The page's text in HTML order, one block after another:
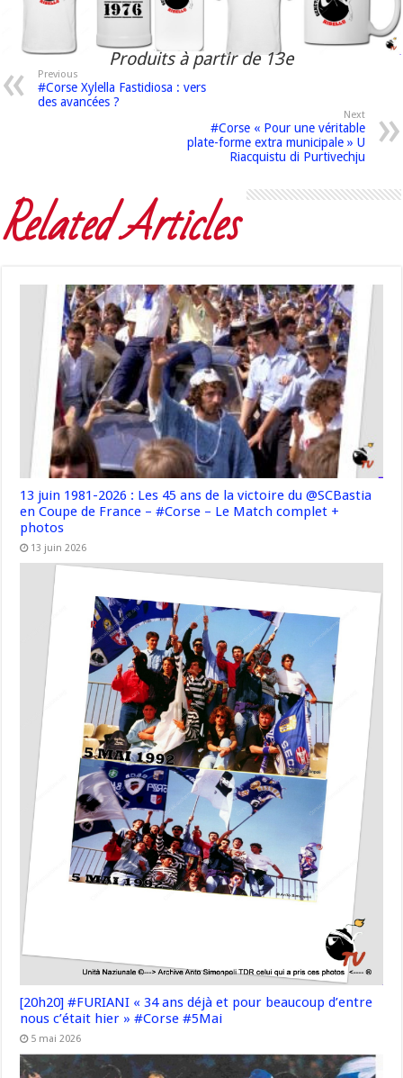
Produits à partir de 13e
Previous
#Corse Xylella Fastidiosa : vers
des avancées ?
Next
#Corse « Pour une véritable
plate-forme extra municipale » U
Riacquistu di Purtivechju
Related Articles
13 juin 1981-2026 : Les 45 ans de la victoire du @SCBastia
en Coupe de France – #Corse – Le Match complet +
photos
13 juin 2026
[20h20] #FURIANI « 34 ans déjà et pour beaucoup d’entre
nous c’était hier » #Corse #5Mai
5 mai 2026